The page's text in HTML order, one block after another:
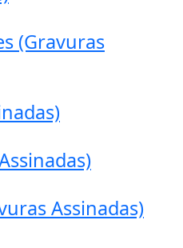
(Gravuras
Assinadas)